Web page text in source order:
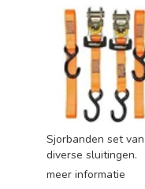
Sjorbanden set
diverse sluitingen.
meer informatie